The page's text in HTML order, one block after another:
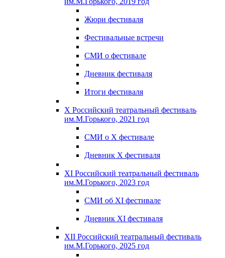
Жюри фестиваля
Фестивальные встречи
СМИ о фестивале
Дневник фестиваля
Итоги фестиваля
X Российский театральный фестиваль
им.М.Горького, 2021 год
СМИ о X фестивале
Дневник X фестиваля
XI Российский театральный фестиваль
им.М.Горького, 2023 год
СМИ об XI фестивале
Дневник XI фестиваля
XII Российский театральный фестиваль
им.М.Горького, 2025 год